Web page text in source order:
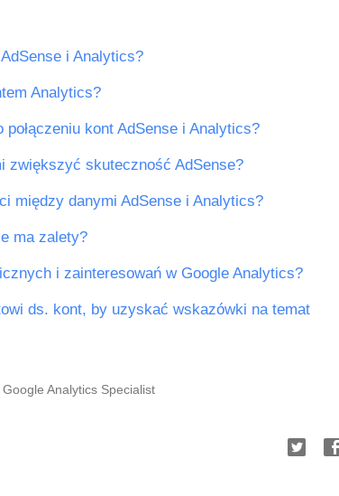
i Analytics?
Analytics?
kont AdSense i Analytics?
zwiększyć skuteczność AdSense?
między danymi AdSense i Analytics?
ma zalety?
i zainteresowań w Google Analytics?
ds. kont, by uzyskać wskazówki na temat
Analytics Specialist